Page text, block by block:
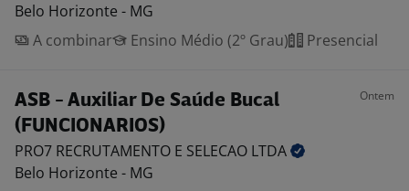
Belo Horizonte - MG
A combinar
Ensino Médio (2º Grau) Presencial
ASB - Auxiliar De Saúde Bucal
(FUNCIONARIOS)
Ontem
PRO7 RECRUTAMENTO E SELECAO LTDA
Belo Horizonte - MG